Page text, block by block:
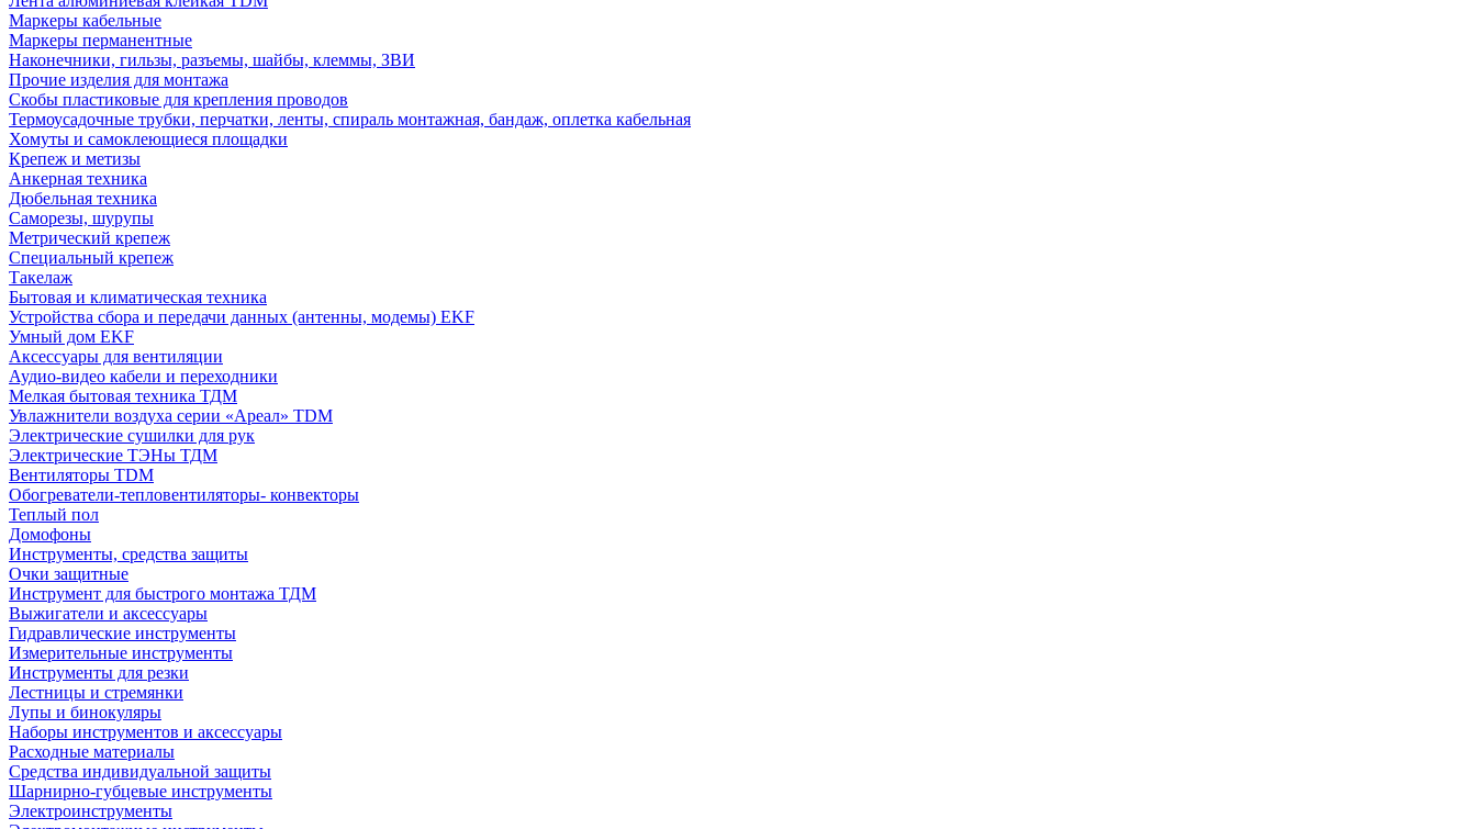
Маркеры кабельные
Маркеры перманентные
Наконечники, гильзы, разъемы, шайбы, клеммы, ЗВИ
Прочие изделия для монтажа
Скобы пластиковые для крепления проводов
Термоусадочные трубки, перчатки, ленты, спираль монтажная, бандаж, оплетка кабельная
Хомуты и самоклеющиеся площадки
Крепеж и метизы
Анкерная техника
Дюбельная техника
Саморезы, шурупы
Метрический крепеж
Специальный крепеж
Такелаж
Бытовая и климатическая техника
Устройства сбора и передачи данных (антенны, модемы) EKF
Умный дом EKF
Аксессуары для вентиляции
Аудио-видео кабели и переходники
Мелкая бытовая техника ТДМ
Увлажнители воздуха серии «Ареал» TDM
Электрические сушилки для рук
Электрические ТЭНы ТДМ
Вентиляторы TDM
Обогреватели-тепловентиляторы- конвекторы
Теплый пол
Домофоны
Инструменты, средства защиты
Очки защитные
Инструмент для быстрого монтажа ТДМ
Выжигатели и аксессуары
Гидравлические инструменты
Измерительные инструменты
Инструменты для резки
Лестницы и стремянки
Лупы и бинокуляры
Наборы инструментов и аксессуары
Расходные материалы
Средства индивидуальной защиты
Шарнирно-губцевые инструменты
Электроинструменты